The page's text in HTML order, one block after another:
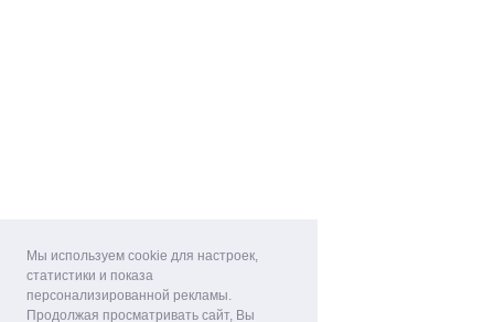
Мы используем cookie для настроек,
статистики и показа
персонализированной рекламы.
Продолжая просматривать сайт, Вы